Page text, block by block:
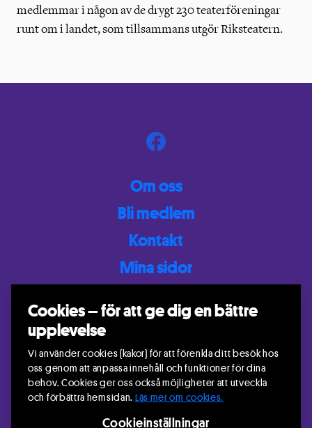
Cookies – för att ge dig en bättre
upplevelse
Vi använder cookies (kakor) för att förenkla ditt besök hos
oss genom att anpassa innehåll och funktioner för dina
behov. Cookies ger oss också möjligheter att utveckla
och förbättra hemsidan. Läs mer om cookies.
Cookieinställningar
medlemmar i någon av de drygt 230 teaterföreningar
runt om i landet, som tillsammans utgör Riksteatern.
Om oss
Bli medlem
Kontakt
Mina sidor
Riksteatern i Krokoms kommun
Gunnar Rindå
Genvägen 3 D
+46 70 516 63 10
krokom@riksteatern.se